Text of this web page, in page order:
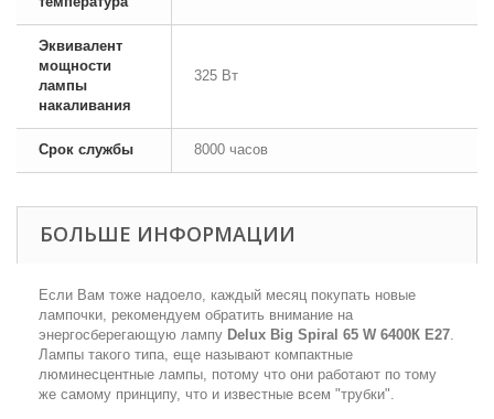
Эквивалент
мощности
лампы
накаливания
325 Вт
Срок службы 8000 часов
БОЛЬШЕ ИНФОРМАЦИИ
Если Вам тоже надоело, каждый месяц покупать новые
лампочки, рекомендуем обратить внимание на
энергосберегающую лампу Delux Big Spiral 65 W 6400К Е27.
Лампы такого типа, еще называют компактные
люминесцентные лампы, потому что они работают по тому
же самому принципу, что и известные всем "трубки".